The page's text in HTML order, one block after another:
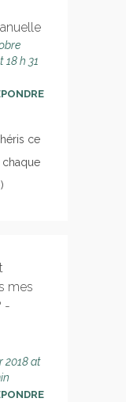
18 h 31
ce
mes
-
2018 at